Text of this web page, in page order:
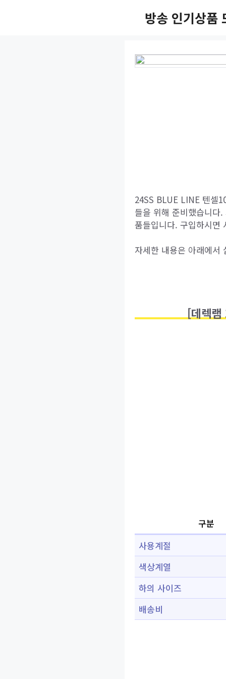
방송 인기상품
24SS BLUE LINE 텐셀
들을 위해 준비했습니다
품들입니다. 구입하시면
자세한 내용은 아래에서
[데렉
구분
사용계절
색상계열
하의 사이즈
배송비